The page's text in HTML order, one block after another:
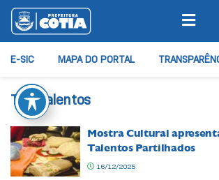
E-SIC MAPA DO PORTAL
Tag:talentos
Mostra Cultural
Talentos Partilhados
16/12/2025